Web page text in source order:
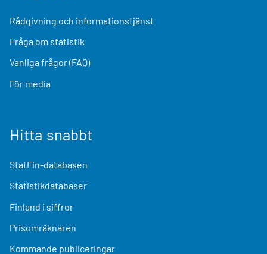
Rådgivning och informationstjänst
Fråga om statistik
Vanliga frågor (FAQ)
För media
Hitta snabbt
StatFin-databasen
Statistikdatabaser
Finland i siffror
Prisomräknaren
Kommande publiceringar